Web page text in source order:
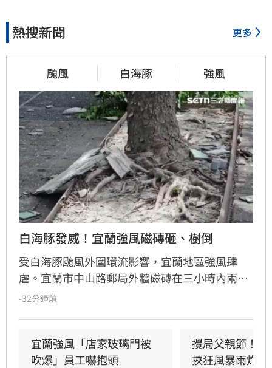
熱搜新聞 更多
颱風 白海豚 強風
白海豚發威！宜蘭強風磁磚砸、樹倒
受白海豚颱風外圍環流影響，宜蘭地區強風肆
虐。宜蘭市中山路郵局外牆磁磚在三小時內兩度
剝落，武營街亦發生磁磚砸地險象，所幸無人傷
全面停駛。
-32分鐘前
宜蘭強風「店家玻璃門被
吹爆」員工嚇抱頭
攪局父親節！
挾狂風暴雨炸雙